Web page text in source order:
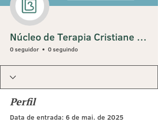
Núcleo de Terapia Cristiane Bortoncello
0 seguidor 0 seguindo
Perfil
Data de entrada: 6 de mai. de 2025